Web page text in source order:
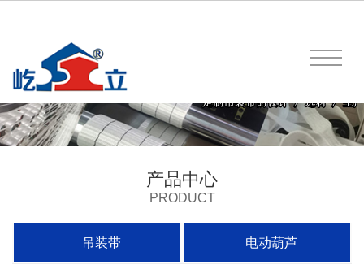
产品中心
PRODUCT
吊装带 电动葫芦